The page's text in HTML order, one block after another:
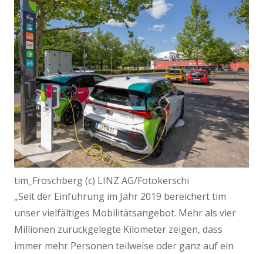
tim_Froschberg (c) LINZ AG/Fotokerschi
„Seit der Einführung im Jahr 2019 bereichert tim
unser vielfältiges Mobilitätsangebot. Mehr als vier
Millionen zurückgelegte Kilometer zeigen, dass
immer mehr Personen teilweise oder ganz auf ein